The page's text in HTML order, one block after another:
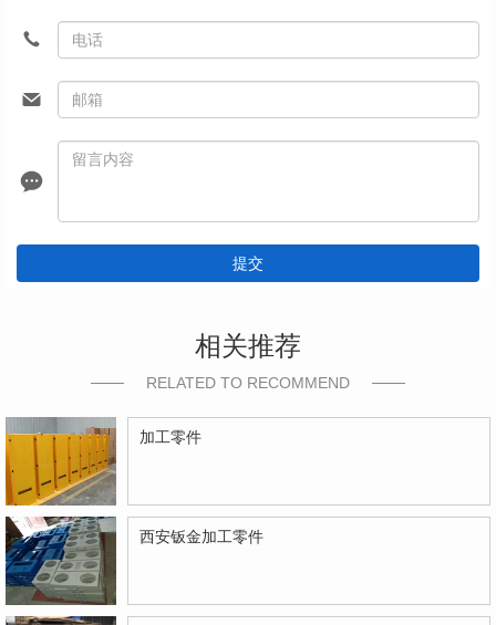
提交
相关推荐
RELATED TO RECOMMEND
加工零件
西安钣金加工零件